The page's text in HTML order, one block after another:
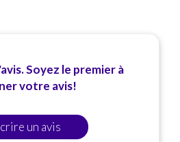
Soyez le premier à
votre avis!
un avis